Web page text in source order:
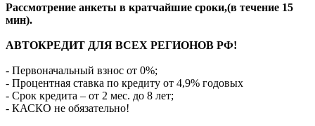
Рассмотрение анкеты в кратчайшие сроки,(в течение 15
мин).
АВТОКРЕДИТ ДЛЯ ВСЕХ РЕГИОНОВ РФ!
- Первоначальный взнос от 0%;
- Процентная ставка по кредиту от 4,9% годовых
- Срок кредита – от 2 мес. до 8 лет;
- КАСКО не обязательно!